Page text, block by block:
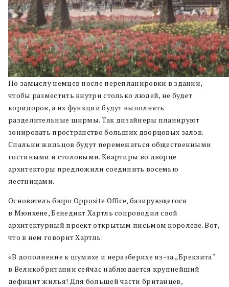
По замыслу немцев после перепланировки в здании,
чтобы разместить внутри столько людей, не будет
коридоров, а их функции будут выполнять
разделительные ширмы. Так дизайнеры планируют
зонировать пространство больших дворцовых залов.
Спальни жильцов будут перемежаться общественными
гостиными и столовыми. Квартиры во дворце
архитекторы предложили соединить восемью
лестницами.
Основатель бюро Opposite Office, базирующегося
в Мюнхене, Бенедикт Хартль сопроводил свой
архитектурный проект открытым письмом королеве. Вот,
что в нем говорит Хартль:
«В дополнение к шумихе и неразберихе из-за „Брекзита“
в Великобритании сейчас наблюдается крупнейший
дефицит жилья! Для большей части британцев,